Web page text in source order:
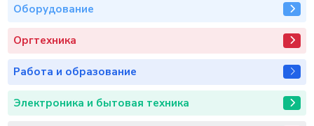
Оборудование
Оргтехника
Работа и образование
Электроника и бытовая техника